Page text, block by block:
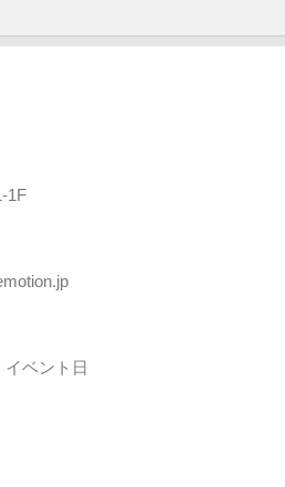
1F
ベント日